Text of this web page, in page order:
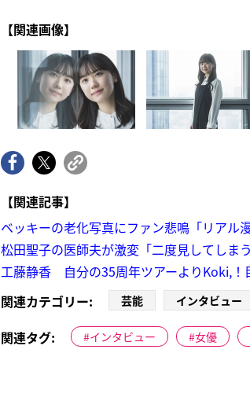
【関連画像】
【関連記事】
ベッキーの老化写真にファン悲鳴「リアル
松田聖子の医師夫が激変「二度見してしま
工藤静香 自分の35周年ツアーよりKoki,！
関連カテゴリー:
芸能 インタビュー
関連タグ: インタビュー 女優